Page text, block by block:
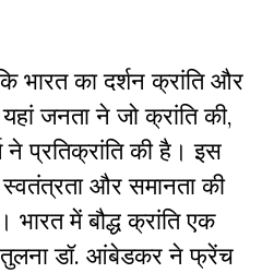
भारत का दर्शन क्रांति और
जनता ने जो क्रांति की,
प्रतिक्रांति की है। इस
स्वतंत्रता और समानता की
भारत में बौद्ध क्रांति एक
तुलना डॉ. आंबेडकर ने फ्रेंच